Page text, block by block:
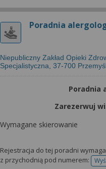
Poradnia
Niepubliczny Zakład Opieki
Specjalistyczna, 37-700
Poradnia
Zarezerwuj
Wymagane skierowanie
Rejestracja do tej poradni
z przychodnią pod numerem: